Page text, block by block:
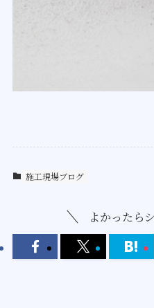
施工現場ブログ
よかったら